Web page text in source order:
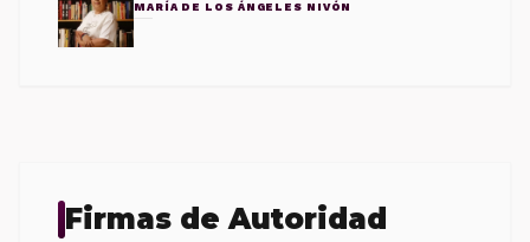
MARÍA DE LOS ÁNGELES NIVÓN
Firmas de Autoridad